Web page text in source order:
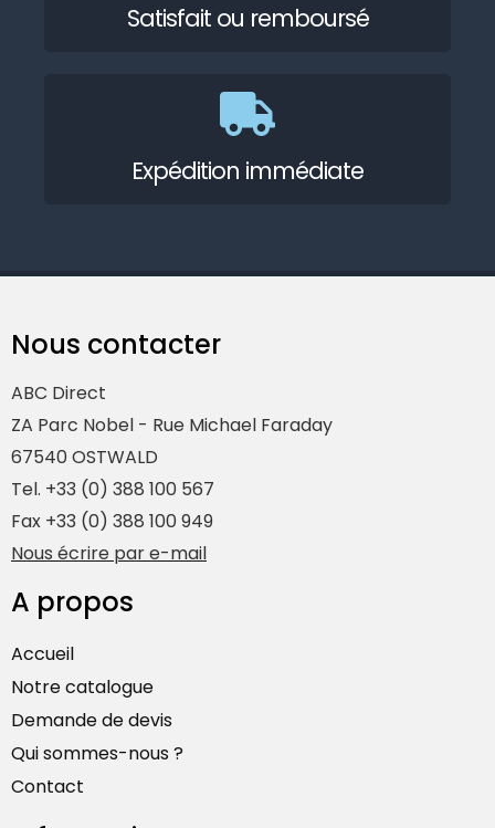
Satisfait ou remboursé
Expédition immédiate
Nous contacter
ABC Direct
ZA Parc Nobel - Rue Michael Faraday
67540 OSTWALD
Tel. +33 (0) 388 100 567
Fax +33 (0) 388 100 949
Nous écrire par e-mail
A propos
Accueil
Notre catalogue
Demande de devis
Qui sommes-nous ?
Contact